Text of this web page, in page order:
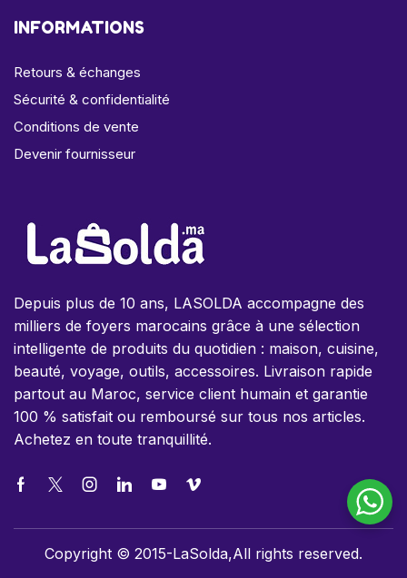
INFORMATIONS
Retours & échanges
Sécurité & confidentialité
Conditions de vente
Devenir fournisseur
Depuis plus de 10 ans, LASOLDA accompagne des
milliers de foyers marocains grâce à une sélection
intelligente de produits du quotidien : maison, cuisine,
beauté, voyage, outils, accessoires. Livraison rapide
partout au Maroc, service client humain et garantie
100 % satisfait ou remboursé sur tous nos articles.
Achetez en toute tranquillité.
Copyright © 2015-LaSolda,All rights reserved.